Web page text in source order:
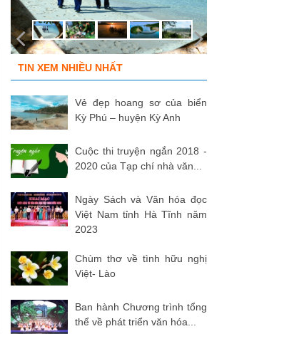
của NSNA...
TRỞ VỀ!
TIN XEM NHIỀU NHẤT
Vẻ đẹp hoang sơ của biển
Kỳ Phú – huyện Kỳ Anh
Cuộc thi truyện ngắn 2018 -
2020 của Tạp chí nhà văn...
Ngày Sách và Văn hóa đọc
Việt Nam tỉnh Hà Tĩnh năm
2023
Chùm thơ về tình hữu nghị
Việt- Lào
Ban hành Chương trình tổng
thể về phát triển văn hóa...